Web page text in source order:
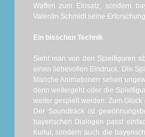
Waffen zum Einsatz, sondern
Valentin Schmidt seine
Ein bisschen Technik
Sieht man von den Spielfiguren
einen liebevollen Eindruck. Die
Manche Animationen sehen
denn weitergeht oder die
weiter gespielt werden. Zum
Der Soundtrack ist
bayerischen Dialogen passt
Kultur, sondern auch die